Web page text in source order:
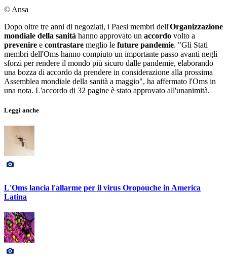
© Ansa
Dopo oltre tre anni di negoziati, i Paesi membri dell'Organizzazione
mondiale della sanità hanno approvato un accordo volto a
prevenire e contrastare meglio le future pandemie. "Gli Stati
membri dell'Oms hanno compiuto un importante passo avanti negli
sforzi per rendere il mondo più sicuro dalle pandemie, elaborando
una bozza di accordo da prendere in considerazione alla prossima
Assemblea mondiale della sanità a maggio", ha affermato l'Oms in
una nota. L'accordo di 32 pagine è stato approvato all'unanimità.
Leggi anche
L'Oms lancia l'allarme per il virus Oropouche in America
Latina